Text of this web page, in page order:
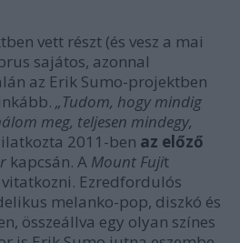
vett részt (és vesz a mai
sajátos, azonnal
az Erik Sumo-projektben
„Tudom, hogy mindig
meg, teljesen mindegy,
2011-ben az előző
kapcsán. A Mount Fujit
Ezredfordulós
melanko-pop, diszkó és
összeállva egy olyan színes